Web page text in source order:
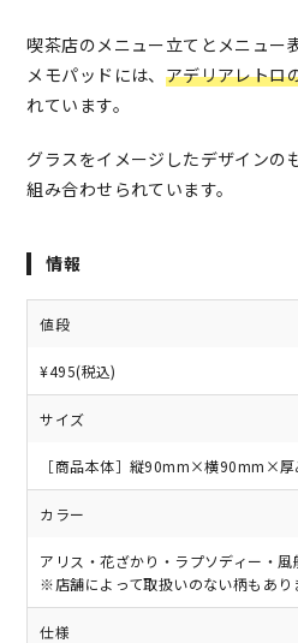
喫茶店のメニュー立てとメニュー
メモパッドには、 アデリアレトロ
れています。
グラスをイメージしたデザインの
組み合わせられています。
情報
値段
¥495(税込)
サイズ
［商品本体］縦90mm×横90mm×
カラー
アリス・花ざかり・ラプソディー・風
※店舗によって取扱いのない柄もあり
仕様